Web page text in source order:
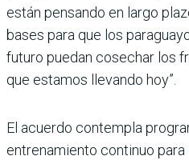
están pensando en largo
bases para que los
futuro puedan cosechar los
que estamos llevando hoy”.
El acuerdo contempla
entrenamiento continuo